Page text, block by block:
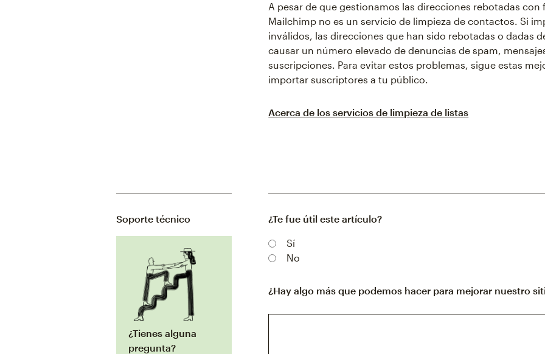
A pesar de que gestionamos las direcciones rebotadas
Mailchimp no es un servicio de limpieza de contactos. Si
inválidos, las direcciones que han sido rebotadas o dadas
causar un número elevado de denuncias de spam,
suscripciones. Para evitar estos problemas, sigue estas
importar suscriptores a tu público.
Acerca de los servicios de limpieza de listas
Soporte técnico
¿Tienes alguna
pregunta?
¿Te fue útil este artículo?
Sí
No
¿Hay algo más que podemos hacer para mejorar nuestro